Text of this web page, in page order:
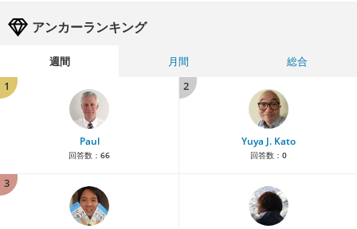
アンカーランキング
週間 月間
総合
1
Paul
回答数： 66
2
Yuya J. Kato
回答数： 0
3